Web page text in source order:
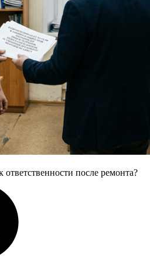
после ремонта?